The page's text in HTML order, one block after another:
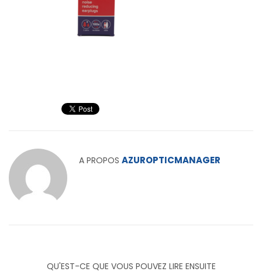
A PROPOS AZUROPTICMANAGER
QU'EST-CE QUE VOUS POUVEZ LIRE ENSUITE